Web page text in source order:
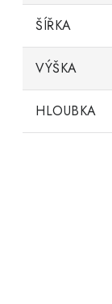
ŠÍŘKA
VÝŠKA
HLOUBKA